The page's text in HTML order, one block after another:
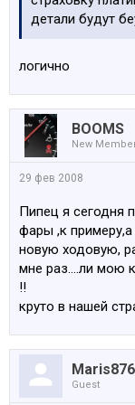
детали будут
логично
BOOMS
New
29 фев 2008
Пипец я сегодня
фары ,к примеру,а
новую ходовую,
мне раз....ли мою
!!
круто в нашей
Maris876
Guest